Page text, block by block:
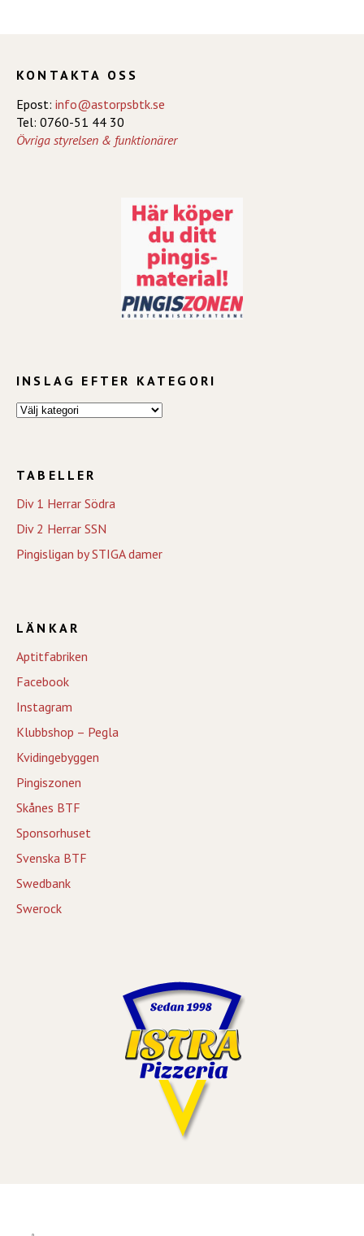
KONTAKTA OSS
Epost: info@astorpsbtk.se
Tel: 0760-51 44 30
Övriga styrelsen & funktionärer
INSLAG EFTER KATEGORI
TABELLER
Div 1 Herrar Södra
Div 2 Herrar SSN
Pingisligan by STIGA damer
LÄNKAR
Aptitfabriken
Facebook
Instagram
Klubbshop – Pegla
Kvidingebyggen
Pingiszonen
Skånes BTF
Sponsorhuset
Svenska BTF
Swedbank
Swerock